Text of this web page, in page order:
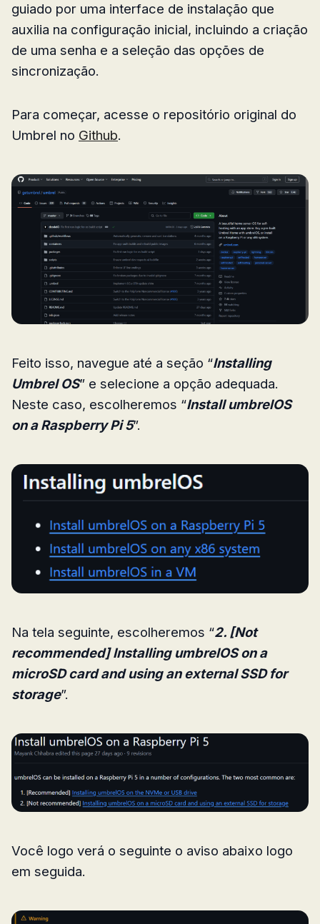
guiado por uma interface de instalação que
auxilia na configuração inicial, incluindo a criação
de uma senha e a seleção das opções de
sincronização.
Para começar, acesse o repositório original do
Umbrel no Github.
Feito isso, navegue até a seção “Installing
Umbrel OS” e selecione a opção adequada.
Neste caso, escolheremos “Install umbrelOS
on a Raspberry Pi 5”.
Na tela seguinte, escolheremos “2. [Not
recommended] Installing umbrelOS on a
microSD card and using an external SSD for
storage”.
Você logo verá o seguinte o aviso abaixo logo
em seguida.